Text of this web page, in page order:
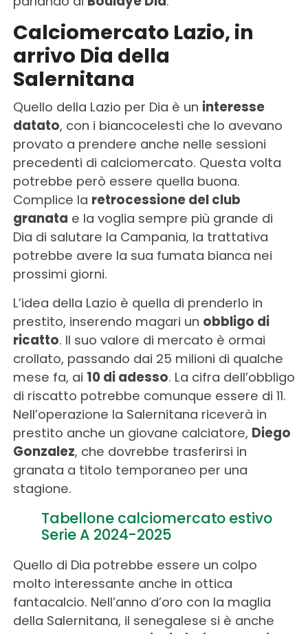
Calciomercato Lazio, in
arrivo Dia della
Salernitana
Quello della Lazio per Dia è un interesse
datato, con i biancocelesti che lo avevano
provato a prendere anche nelle sessioni
precedenti di calciomercato. Questa volta
potrebbe però essere quella buona.
Complice la retrocessione del club
granata e la voglia sempre più grande di
Dia di salutare la Campania, la trattativa
potrebbe avere la sua fumata bianca nei
prossimi giorni.
L’idea della Lazio è quella di prenderlo in
prestito, inserendo magari un obbligo di
ricatto. Il suo valore di mercato è ormai
crollato, passando dai 25 milioni di qualche
mese fa, ai 10 di adesso. La cifra dell’obbligo
di riscatto potrebbe comunque essere di 11.
Nell’operazione la Salernitana riceverà in
prestito anche un giovane calciatore, Diego
Gonzalez, che dovrebbe trasferirsi in
granata a titolo temporaneo per una
stagione.
Tabellone calciomercato estivo
Serie A 2024-2025
Quello di Dia potrebbe essere un colpo
molto interessante anche in ottica
fantacalcio. Nell’anno d’oro con la maglia
della Salernitana, il senegalese si è anche